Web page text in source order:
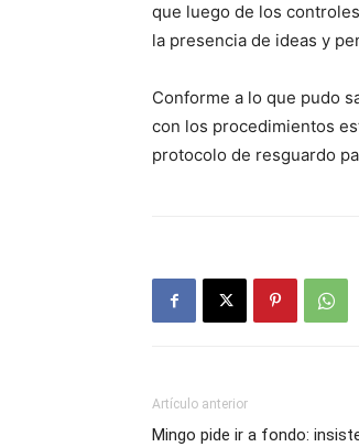
que luego de los
la presencia de ideas y
Conforme a lo que pudo
con los procedimientos
protocolo de resguardo
Artículo anterior
Mingo pide ir a fondo: